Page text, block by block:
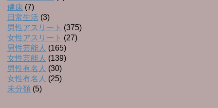
健康 (7)
日常生活 (3)
男性アスリート (375)
女性アスリート (27)
男性芸能人 (165)
女性芸能人 (139)
男性有名人 (30)
女性有名人 (25)
未分類 (5)